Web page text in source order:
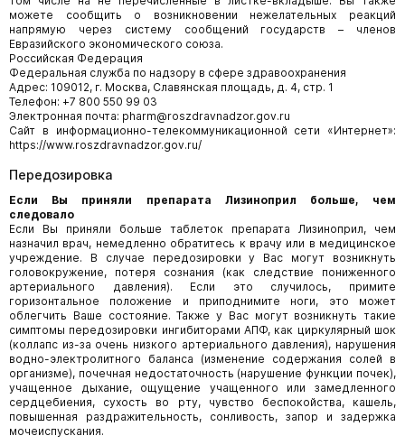
можете сообщить о возникновении нежелательных реакций
напрямую через систему сообщений государств – членов
Евразийского экономического союза.
Российская Федерация
Федеральная служба по надзору в сфере здравоохранения
Адрес: 109012, г. Москва, Славянская площадь, д. 4, стр. 1
Телефон: +7 800 550 99 03
Электронная почта: pharm@roszdravnadzor.gov.ru
Сайт в информационно-телекоммуникационной сети «Интернет»:
https://www.roszdravnadzor.gov.ru/
Передозировка
Если Вы приняли препарата Лизиноприл больше, чем
следовало
Если Вы приняли больше таблеток препарата Лизиноприл, чем
назначил врач, немедленно обратитесь к врачу или в медицинское
учреждение. В случае передозировки у Вас могут возникнуть
головокружение, потеря сознания (как следствие пониженного
артериального давления). Если это случилось, примите
горизонтальное положение и приподнимите ноги, это может
облегчить Ваше состояние. Также у Вас могут возникнуть такие
симптомы передозировки ингибиторами АПФ, как циркулярный шок
(коллапс из-за очень низкого артериального давления), нарушения
водно-электролитного баланса (изменение содержания солей в
организме), почечная недостаточность (нарушение функции почек),
учащенное дыхание, ощущение учащенного или замедленного
сердцебиения, сухость во рту, чувство беспокойства, кашель,
повышенная раздражительность, сонливость, запор и задержка
мочеиспускания.